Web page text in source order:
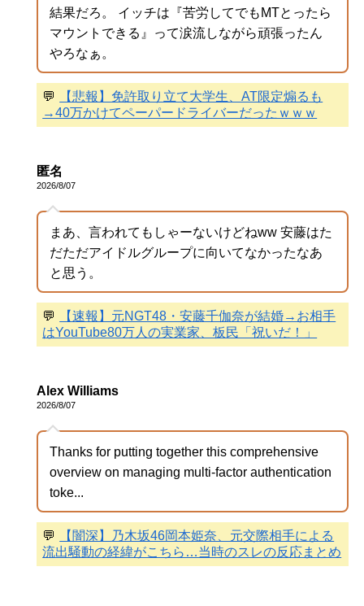
結果だろ。 イッチは『苦労してでもMTとったら
マウントできる』って涙流しながら頑張ったん
やろなぁ。
💬
【悲報】免許取り立て大学生、AT限定煽るも
→40万かけてペーパードライバーだったｗｗｗ
匿名
2026/8/07
まあ、言われてもしゃーないけどねww 安藤はた
だただアイドルグループに向いてなかったなあ
と思う。
💬
【速報】元NGT48・安藤千伽奈が結婚→お相手
はYouTube80万人の実業家、板民「祝いだ！」
Alex Williams
2026/8/07
Thanks for putting together this comprehensive
overview on managing multi-factor authentication
toke...
💬
【闇深】乃木坂46岡本姫奈、元交際相手による
流出騒動の経緯がこちら…当時のスレの反応まとめ